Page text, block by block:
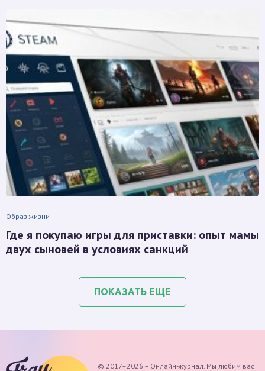
Образ жизни
Где я покупаю игры для приставки: опыт мамы
двух сыновей в условиях санкций
ПОКАЗАТЬ ЕЩЕ
© 2017–2026 – Онлайн-журнал. Мы любим вас